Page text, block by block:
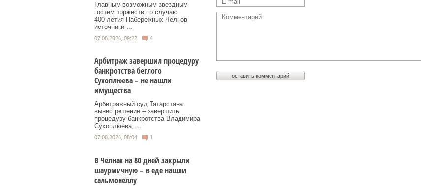
Главным возможным звездным
гостем торжеств по случаю
400‑летия Набережных Челнов
источники ...
07.08.2026, 09:22 4
Арбитраж завершил процедуру
банкротства беглого
Сухоплюева – не нашли
имущества
Арбитражный суд Татарстана
вынес решение – завершить
процедуру банкротства Владимира
Сухоплюева, ...
07.08.2026, 08:04 1
В Челнах на 80 дней закрыли
шаурмичную – в еде нашли
сальмонеллу